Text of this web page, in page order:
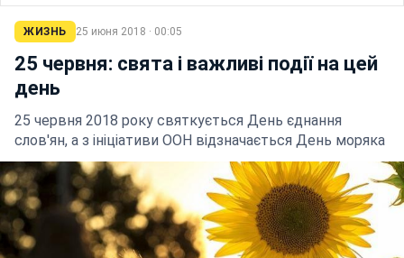
ЖИЗНЬ 25 июня 2018 · 00:05
25 червня: свята і важливі події на цей
день
25 червня 2018 року святкується День єднання
слов'ян, а з ініціативи ООН відзначається День моряка